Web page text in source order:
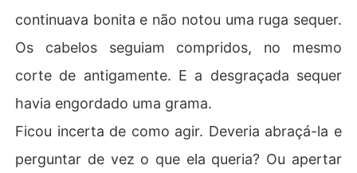
continuava bonita e não notou uma ruga sequer.
Os cabelos seguiam compridos, no mesmo
corte de antigamente. E a desgraçada sequer
havia engordado uma grama.
Ficou incerta de como agir. Deveria abraçá-la e
perguntar de vez o que ela queria? Ou apertar